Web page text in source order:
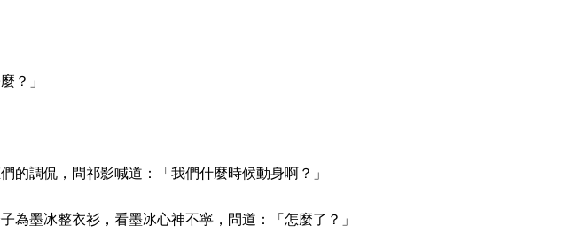
？」
的調侃，問祁影喊道：「我們什麼時候動身啊？」
為墨冰整衣衫，看墨冰心神不寧，問道：「怎麼了？」